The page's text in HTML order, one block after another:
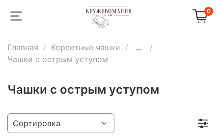
0
Главная Корсетные чашки
...
Чашки с острым уступом
Чашки с острым уступом